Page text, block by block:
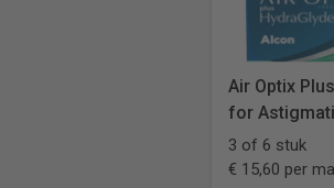
Air Optix
for
3 of 6 stuk
€ 15,60 per